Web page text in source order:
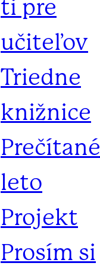
ti pre
učiteľov
Triedne
knižnice
Prečítané
leto
Projekt
Prosím si